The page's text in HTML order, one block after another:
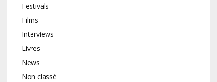
Festivals
Films
Interviews
Livres
News
Non classé